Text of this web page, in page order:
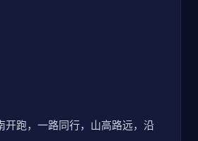
开跑，一路同行，山高路远，沿